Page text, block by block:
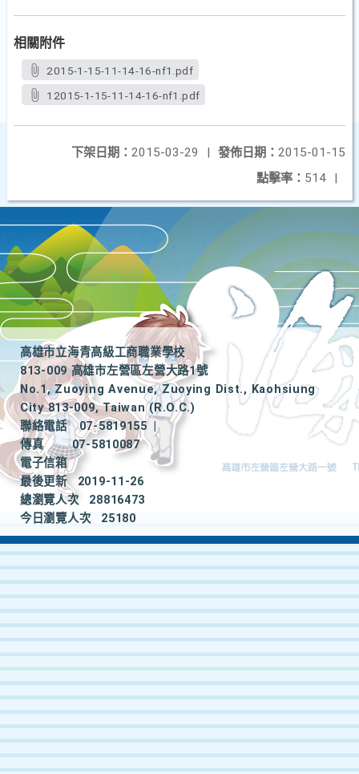
相關附件
2015-1-15-11-14-16-nf1.pdf
12015-1-15-11-14-16-nf1.pdf
發佈日期： 2015-01-15
下架日期： 2015-03-29
|
點擊率： 514 |
高雄市立海青高級工商職業學校
813-009 高雄市左營區左營大路1號
No.1, Zuoying Avenue, Zuoying Dist., Kaohsiung
City 813-009, Taiwan (R.O.C.)
聯絡電話
07-5819155
|
傳真
07-5810087
電子信箱
最後更新
2019-11-26
總瀏覽人次
28816473
今日瀏覽人次
25180